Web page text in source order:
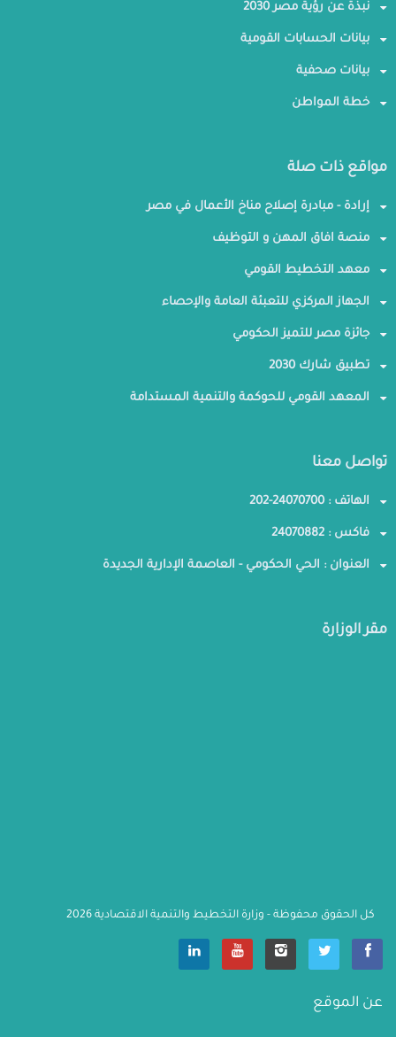
نبذة عن رؤية مصر 2030
بيانات الحسابات القومية
بيانات صحفية
خطة المواطن
مواقع ذات صلة
إرادة - مبادرة إصلاح مناخ الأعمال في مصر
منصة افاق المهن و التوظيف
معهد التخطيط القومي
الجهاز المركزي للتعبئة العامة والإحصاء
جائزة مصر للتميز الحكومي
تطبيق شارك 2030
المعهد القومي للحوكمة والتنمية المستدامة
تواصل معنا
الهاتف : 24070700-202
فاكس : 24070882
العنوان : الحي الحكومي - العاصمة الإدارية الجديدة
مقر الوزارة
كل الحقوق محفوظة - وزارة التخطيط والتنمية الاقتصادية 2026